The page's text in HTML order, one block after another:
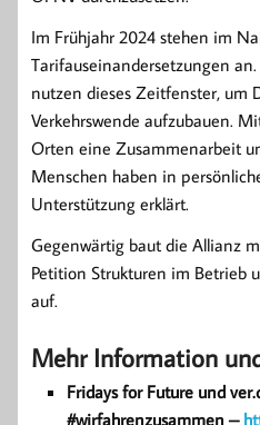
Im Frühjahr 2024 stehen im
Tarifauseinandersetzungen
nutzen dieses Zeitfenster, um
Verkehrswende aufzubauen.
Orten eine Zusammenarbeit
Menschen haben in
Unterstützung erklärt.
Gegenwärtig baut die Allianz
Petition Strukturen im Betrieb
auf.
Mehr Information
Fridays for Future und
#wirfahrenzusammen –